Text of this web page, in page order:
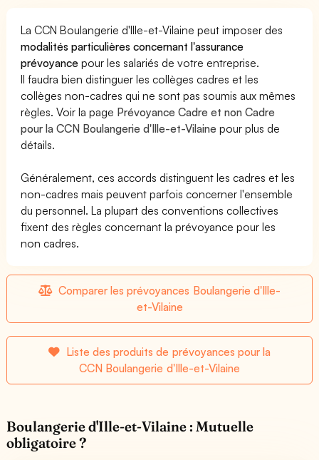
La CCN Boulangerie d'Ille-et-Vilaine peut imposer des
modalités particulières concernant l'assurance
prévoyance pour les salariés de votre entreprise.
Il faudra bien distinguer les collèges cadres et les
collèges non-cadres qui ne sont pas soumis aux mêmes
règles. Voir la page Prévoyance Cadre et non Cadre
pour la CCN Boulangerie d'Ille-et-Vilaine pour plus de
détails.
Généralement, ces accords distinguent les cadres et les
non-cadres mais peuvent parfois concerner l'ensemble
du personnel. La plupart des conventions collectives
fixent des règles concernant la prévoyance pour les
non cadres.
Comparer les prévoyances Boulangerie d'Ille-
et-Vilaine
Liste des produits de prévoyances pour la
CCN Boulangerie d'Ille-et-Vilaine
Boulangerie d'Ille-et-Vilaine : Mutuelle
obligatoire ?